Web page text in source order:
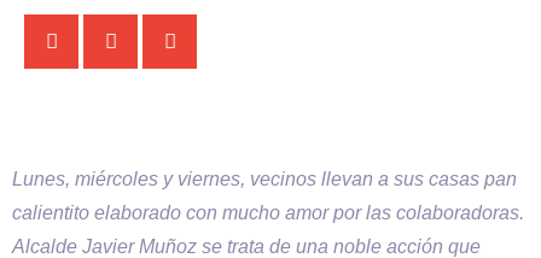
Lunes, miércoles y viernes, vecinos llevan a sus casas pan
calientito elaborado con mucho amor por las colaboradoras.
Alcalde Javier Muñoz se trata de una noble acción que